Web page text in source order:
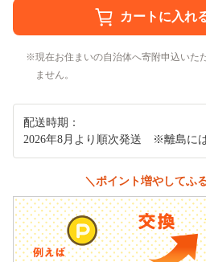
現在お住まいの自治体へ寄附申込いた
ません。
配送時期：
2026年8月より順次発送 ※離島に
＼ポイント増やしてふ